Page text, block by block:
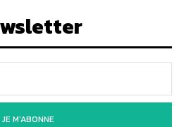
JE M'ABONNE